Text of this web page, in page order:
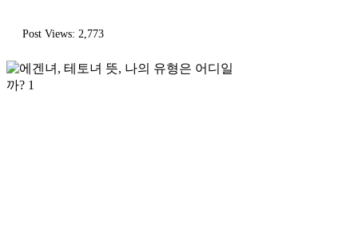
Post Views: 2,773